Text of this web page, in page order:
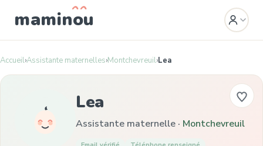
maminou
Accueil›Assistante maternelles›Montchevreuil›Lea
Lea
Assistante maternelle · Montchevreuil